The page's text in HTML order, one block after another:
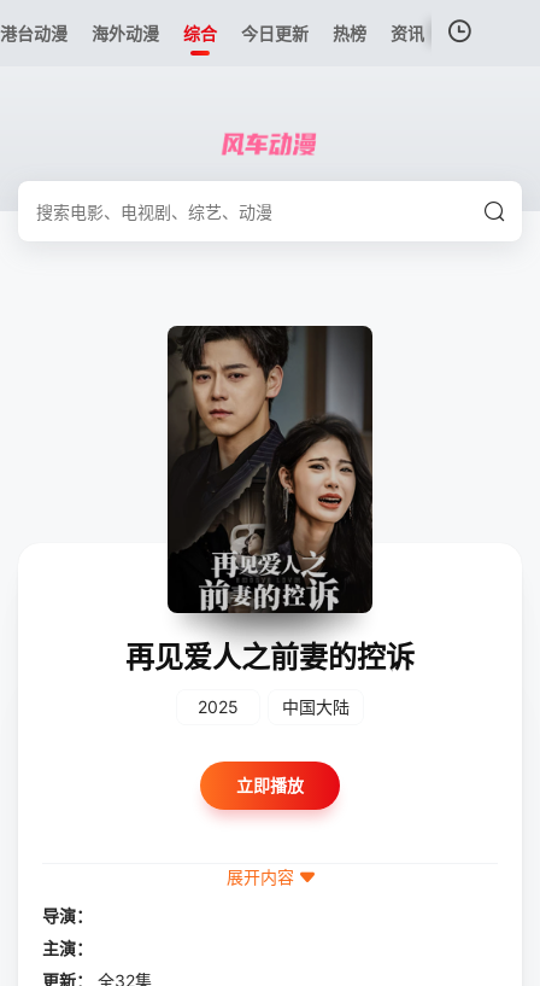
港台动漫 海外动漫 综合 今日更新 热榜 资讯
再见爱人之前妻的控诉
2025 中国大陆
立即播放
展开内容
导演：
主演：
更新：
全32集